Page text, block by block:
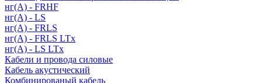
нг(A) - FRHF
нг(A) - LS
нг(А) - FRLS
нг(А) - FRLS LTx
нг(А) - LS LTx
Кабели и провода силовые
Кабель акустический
Комбинированый кабель